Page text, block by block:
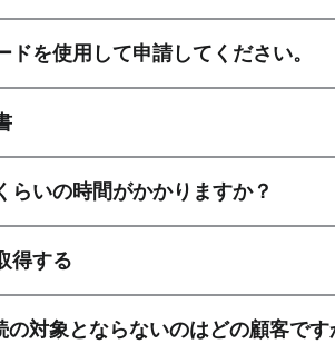
を使用して申請してください。
らいの時間がかかりますか？
得する
対象とならないのはどの顧客です